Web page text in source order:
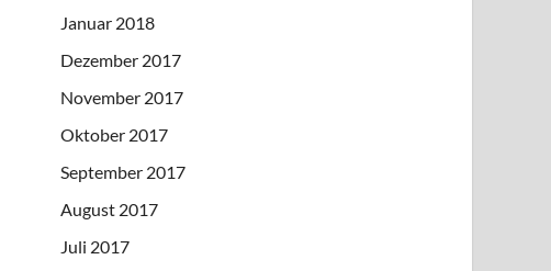
Januar 2018
Dezember 2017
November 2017
Oktober 2017
September 2017
August 2017
Juli 2017